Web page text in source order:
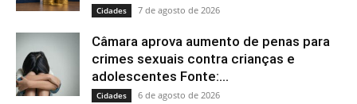
Cidades 7 de agosto de 2026
Câmara aprova aumento de penas para
crimes sexuais contra crianças e
adolescentes Fonte:...
Cidades 6 de agosto de 2026